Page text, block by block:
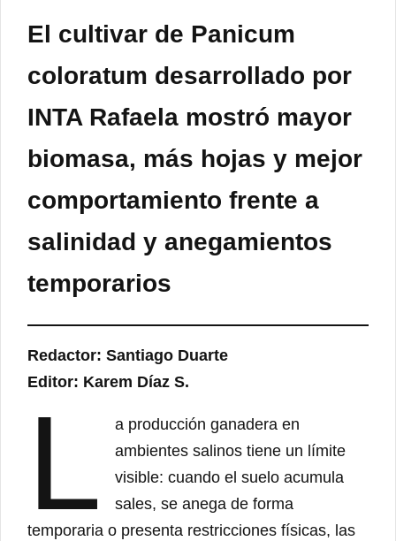
El cultivar de Panicum
coloratum desarrollado por
INTA Rafaela mostró mayor
biomasa, más hojas y mejor
comportamiento frente a
salinidad y anegamientos
temporarios
Redactor: Santiago Duarte
Editor: Karem Díaz S.
L
a producción ganadera en
ambientes salinos tiene un límite
visible: cuando el suelo acumula
sales, se anega de forma
temporaria o presenta restricciones físicas, las